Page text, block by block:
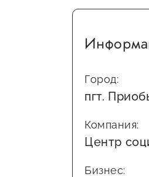
Город:
пгт.
Компания:
Центр
Бизнес: